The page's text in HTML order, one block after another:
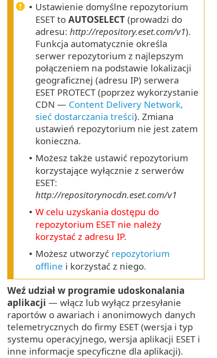
• Ustawienie domyślne repozytorium
ESET to AUTOSELECT (prowadzi do
adresu: http://repository.eset.com/v1).
Funkcja automatycznie określa
serwer repozytorium z najlepszym
połączeniem na podstawie lokalizacji
geograficznej (adresu IP) serwera
ESET PROTECT (poprzez wykorzystanie
CDN — Content Delivery Network,
sieć dostarczania treści). Zmiana
ustawień repozytorium nie jest zatem
konieczna.
• Możesz także ustawić repozytorium
korzystające wyłącznie z serwerów
ESET:
http://repositorynocdn.eset.com/v1
• W celu uzyskania dostępu do
repozytorium ESET nie należy
korzystać z adresu IP.
• Możesz utworzyć repozytorium
offline i korzystać z niego.
Weź udział w programie udoskonalania
aplikacji — włącz lub wyłącz przesyłanie
raportów o awariach i anonimowych danych
telemetrycznych do firmy ESET (wersja i typ
systemu operacyjnego, wersja aplikacji ESET i
inne informacje specyficzne dla aplikacji).